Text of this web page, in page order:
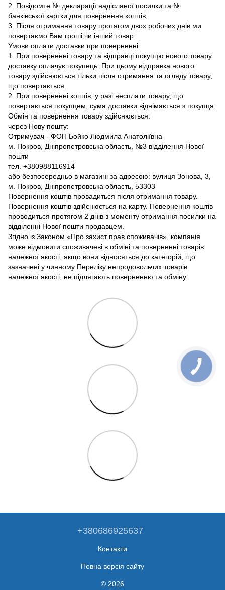
2. Повідомте № декларації надісланої посилки та №
банківської картки для повернення коштів;
3. Після отримання товару протягом двох робочих днів ми
повертаємо Вам гроші чи інший товар
Умови оплати доставки при поверненні:
1. При поверненні товару та відправці покупцю нового товару
доставку оплачує покупець. При цьому відправка нового
товару здійснюється тільки після отримання та огляду товару,
що повертається.
2. При поверненні коштів, у разі несплати товару, що
повертається покупцем, сума доставки віднімається з покупця.
Обмін та повернення товару здійснюється:
через Нову пошту:
Отримувач - ФОП Бойко Людмила Анатоліївна
м. Покров, Дніпропетровська область, №3 відділення Нової
пошти
тел. +380988116914
або безпосередньо в магазині за адресою: вулиця Зонова, 3,
м. Покров, Дніпропетровська область, 53303
Повернення коштів провадиться після отримання товару.
Повернення коштів здійснюється на карту. Повернення коштів
проводиться протягом 2 днів з моменту отримання посилки на
відділенні Нової пошти продавцем.
Згідно із Законом «Про захист прав споживачів», компанія
може відмовити споживачеві в обміні та поверненні товарів
належної якості, якщо вони відносяться до категорій, що
зазначені у чинному Переліку непродовольчих товарів
належної якості, не підлягають поверненню та обміну.
+380686925637
Контакти
Повна версія сайту
© 2026